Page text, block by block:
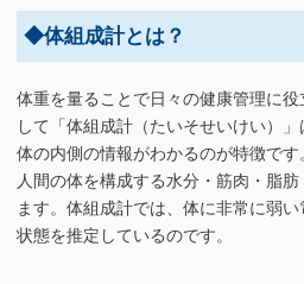
◆体組成計とは？
体重を量ることで日々の健康管理に
して「体組成計（たいそせいけい）
体の内側の情報がわかるのが特徴です
人間の体を構成する水分・筋肉・脂
ます。体組成計では、体に非常に弱
状態を推定しているのです。